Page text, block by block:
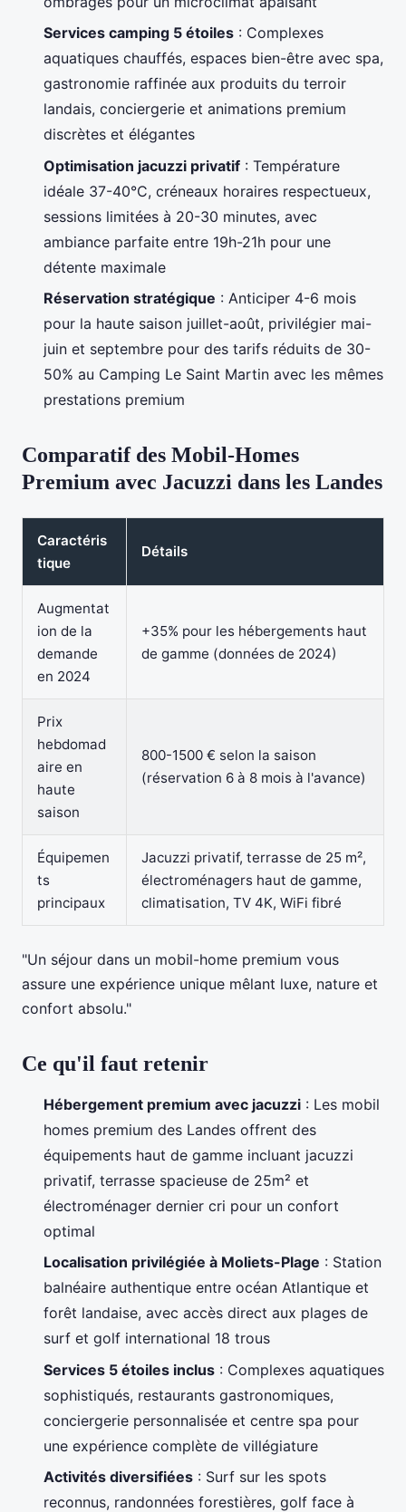
Services camping 5 étoiles : Complexes
aquatiques chauffés, espaces bien-être avec spa,
gastronomie raffinée aux produits du terroir
landais, conciergerie et animations premium
discrètes et élégantes
Optimisation jacuzzi privatif : Température
idéale 37-40°C, créneaux horaires respectueux,
sessions limitées à 20-30 minutes, avec
ambiance parfaite entre 19h-21h pour une
détente maximale
Réservation stratégique : Anticiper 4-6 mois
pour la haute saison juillet-août, privilégier mai-
juin et septembre pour des tarifs réduits de 30-
50% au Camping Le Saint Martin avec les mêmes
prestations premium
Comparatif des Mobil-Homes
Premium avec Jacuzzi dans les Landes
Caractéris
tique
Détails
Augmentat
ion de la
demande
en 2024
+35% pour les hébergements haut
de gamme (données de 2024)
Prix
hebdomad
aire en
haute
saison
800-1500 € selon la saison
(réservation 6 à 8 mois à l'avance)
Équipemen
ts
principaux
Jacuzzi privatif, terrasse de 25 m²,
électroménagers haut de gamme,
climatisation, TV 4K, WiFi fibré
"Un séjour dans un mobil-home premium vous
assure une expérience unique mêlant luxe, nature et
confort absolu."
Ce qu'il faut retenir
Hébergement premium avec jacuzzi : Les mobil
homes premium des Landes offrent des
équipements haut de gamme incluant jacuzzi
privatif, terrasse spacieuse de 25m² et
électroménager dernier cri pour un confort
optimal
Localisation privilégiée à Moliets-Plage : Station
balnéaire authentique entre océan Atlantique et
forêt landaise, avec accès direct aux plages de
surf et golf international 18 trous
Services 5 étoiles inclus : Complexes aquatiques
sophistiqués, restaurants gastronomiques,
conciergerie personnalisée et centre spa pour
une expérience complète de villégiature
Activités diversifiées : Surf sur les spots
reconnus, randonnées forestières, golf face à